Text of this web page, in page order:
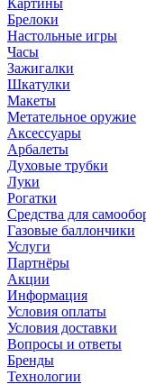
Картины
Брелоки
Настольные игры
Часы
Зажигалки
Шкатулки
Макеты
Метательное оружие
Аксессуары
Арбалеты
Духовые трубки
Луки
Рогатки
Средства для
Газовые баллончики
Услуги
Партнёры
Акции
Информация
Условия оплаты
Условия доставки
Вопросы и ответы
Бренды
Технологии